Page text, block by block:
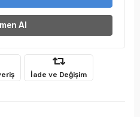
Al
İade ve Değişim